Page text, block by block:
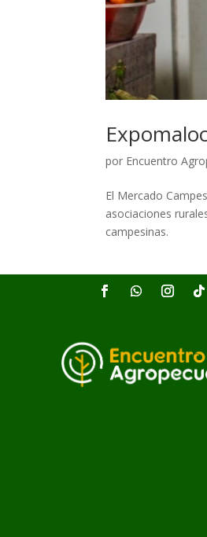
por Encuentro
El Mercado
asociaciones
campesinas.